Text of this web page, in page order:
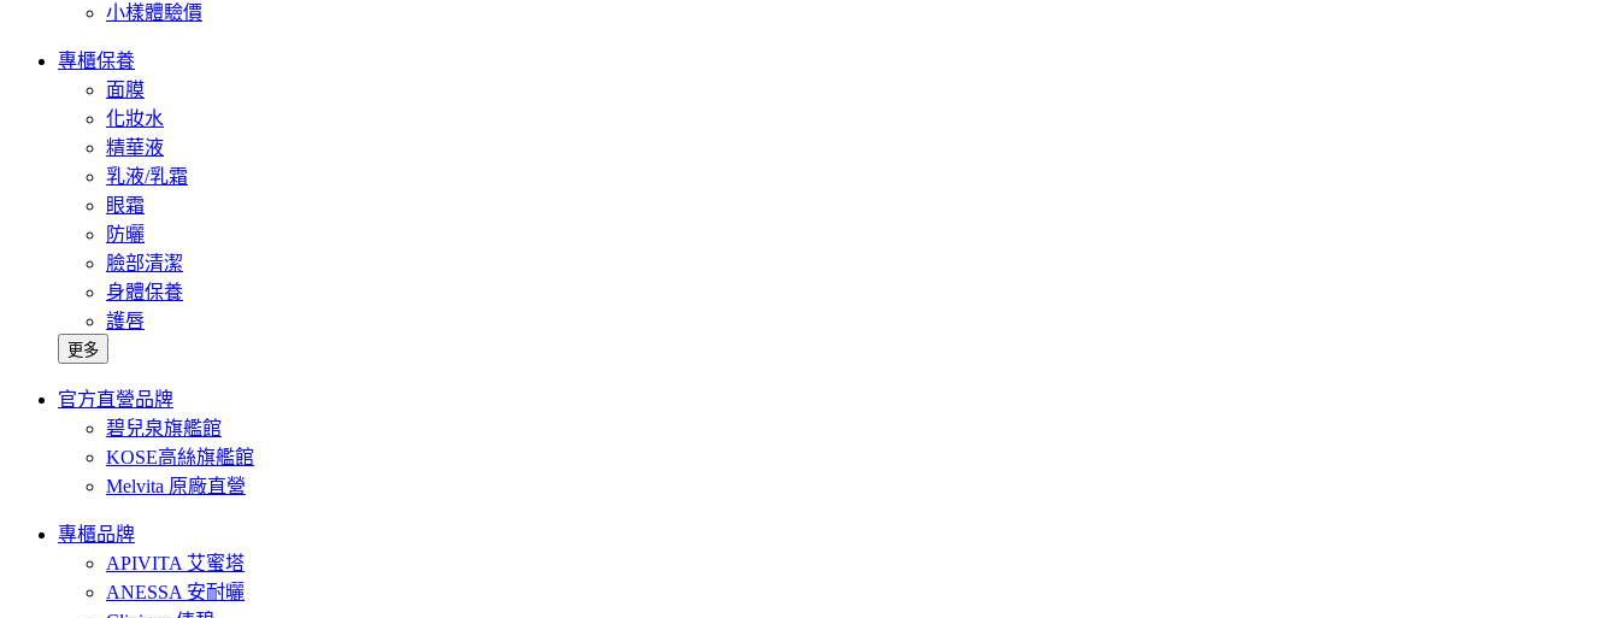
小樣體驗價
專櫃保養
面膜
化妝水
精華液
乳液/乳霜
眼霜
防曬
臉部清潔
身體保養
護唇
更多
官方直營品牌
碧兒泉旗艦館
KOSE高絲旗艦館
Melvita 原廠直營
專櫃品牌
APIVITA 艾蜜塔
ANESSA 安耐曬